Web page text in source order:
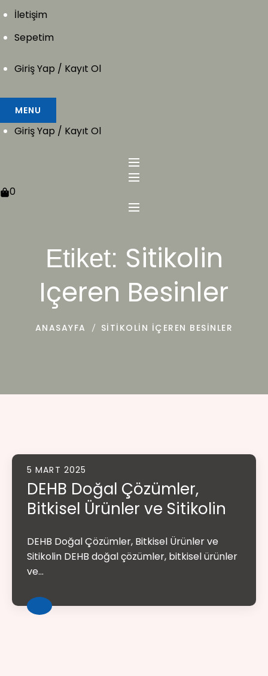
İletişim
Sepetim
Giriş Yap / Kayıt Ol
MENU
Giriş Yap / Kayıt Ol
0
Etiket: Sitikolin
Içeren Besinler
ANASAYFA SITIKOLIN IÇEREN BESINLER
5 MART 2025
DEHB Doğal Çözümler,
Bitkisel Ürünler ve Sitikolin
DEHB Doğal Çözümler, Bitkisel Ürünler ve
Sitikolin DEHB doğal çözümler, bitkisel ürünler
ve...